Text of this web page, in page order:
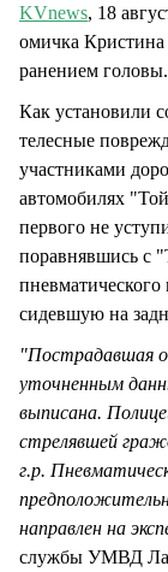
KVnews, 18
омичка
ранением головы.
Как установили
телесные
участниками
автомобилях
первого не
поравнявшись с
сидевшую на
"Пострадавшая
уточненным
выписана.
стрелявшей
г.р.
направлен на
службы УМВД